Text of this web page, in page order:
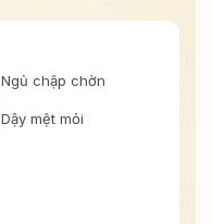
Ngủ chập chờn
Dậy mệt mỏi